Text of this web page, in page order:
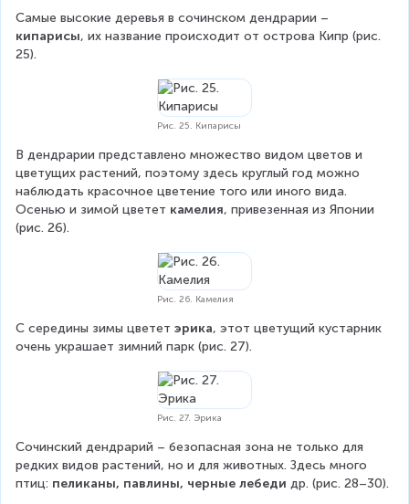
Самые высокие деревья в сочинском дендрарии –
кипарисы, их название происходит от острова Кипр (рис.
25).
Рис. 25. Кипарисы
В дендрарии представлено множество видом цветов и
цветущих растений, поэтому здесь круглый год можно
наблюдать красочное цветение того или иного вида.
Осенью и зимой цветет камелия, привезенная из Японии
(рис. 26).
Рис. 26. Камелия
С середины зимы цветет эрика, этот цветущий кустарник
очень украшает зимний парк (рис. 27).
Рис. 27. Эрика
Сочинский дендрарий – безопасная зона не только для
редких видов растений, но и для животных. Здесь много
птиц: пеликаны, павлины, черные лебеди др. (рис. 28–30).